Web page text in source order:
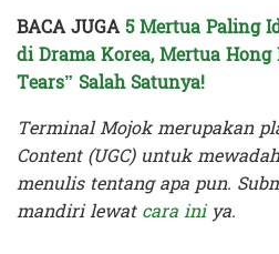
BACA JUGA5 Mertua Paling
di Drama Korea, Mertua Hong
Tears” Salah Satunya!
Terminal Mojok merupakan
Content (UGC) untuk
menulis tentang apa pun.
mandiri lewatcara iniya.